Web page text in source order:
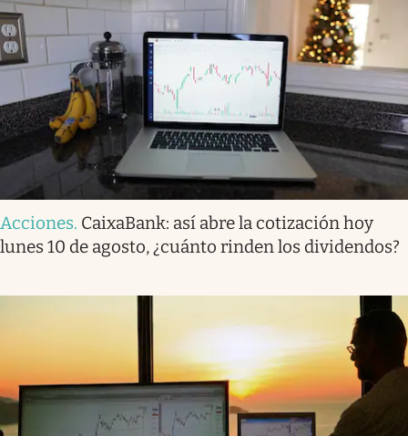
Acciones. CaixaBank: así abre la cotización hoy
lunes 10 de agosto, ¿cuánto rinden los dividendos?